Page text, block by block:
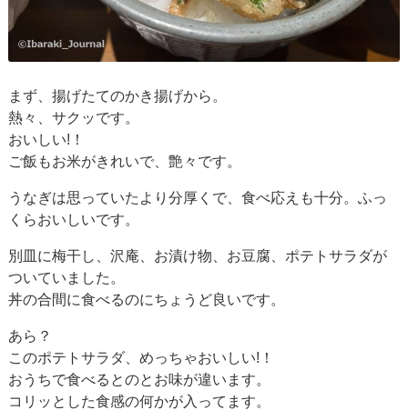
まず、揚げたてのかき揚げから。
熱々、サクッです。
おいしい!！
ご飯もお米がきれいで、艶々です。
うなぎは思っていたより分厚くで、食べ応えも十分。ふっ
くらおいしいです。
別皿に梅干し、沢庵、お漬け物、お豆腐、ポテトサラダが
ついていました。
丼の合間に食べるのにちょうど良いです。
あら？
このポテトサラダ、めっちゃおいしい!！
おうちで食べるとのとお味が違います。
コリッとした食感の何かが入ってます。